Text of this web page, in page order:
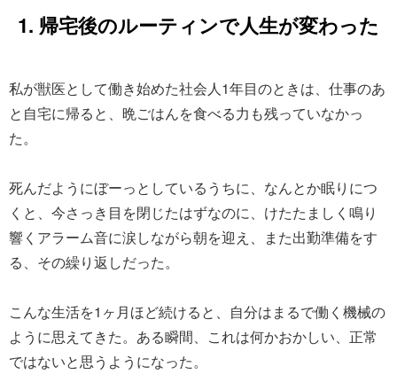
1. 帰宅後のルーティンで人生が変わった
私が獣医として働き始めた社会人1年目のときは、仕事のあ
と自宅に帰ると、晩ごはんを食べる力も残っていなかっ
た。
死んだようにぼーっとしているうちに、なんとか眠りにつ
くと、今さっき目を閉じたはずなのに、けたたましく鳴り
響くアラーム音に涙しながら朝を迎え、また出勤準備をす
る、その繰り返しだった。
こんな生活を1ヶ月ほど続けると、自分はまるで働く機械の
ように思えてきた。ある瞬間、これは何かおかしい、正常
ではないと思うようになった。